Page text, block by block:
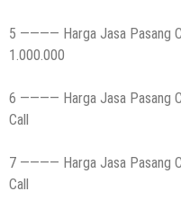
5 ———— Harga Jasa Pasang
1.000.000
6 ———— Harga Jasa Pasang
Call
7 ———— Harga Jasa Pasang
Call